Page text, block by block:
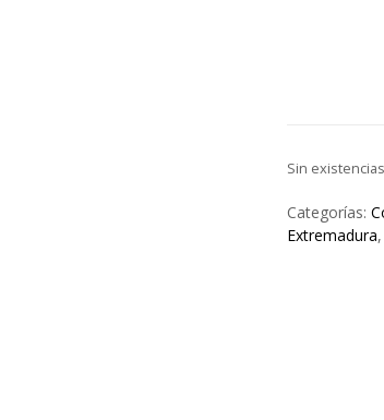
Sin existencias
Categorías:
Extremadura,